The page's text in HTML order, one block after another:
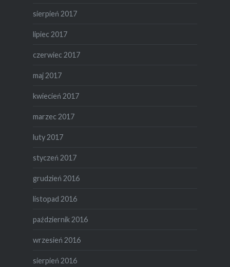
sierpień 2017
lipiec 2017
czerwiec 2017
maj 2017
kwiecień 2017
marzec 2017
luty 2017
styczeń 2017
grudzień 2016
listopad 2016
październik 2016
wrzesień 2016
sierpień 2016